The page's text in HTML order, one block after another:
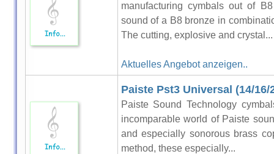
manufacturing cymbals out of
sound of a B8 bronze in
The cutting, explosive and crystal...
Aktuelles Angebot anzeigen..
Paiste Pst3 Universal (14/16/
Paiste Sound Technology
incomparable world of Paiste
and especially sonorous brass
method, these especially...